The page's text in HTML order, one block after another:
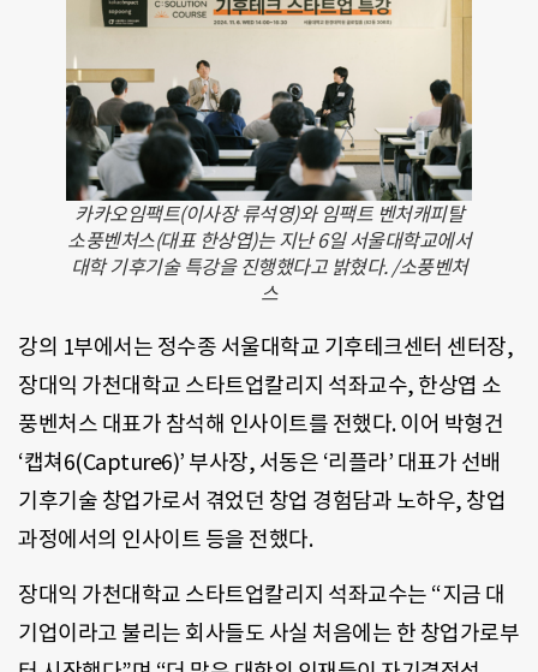
카카오임팩트(이사장 류석영)와 임팩트 벤처캐피탈
소풍벤처스(대표 한상엽)는 지난 6일 서울대학교에서
대학 기후기술 특강을 진행했다고 밝혔다. /소풍벤처
스
강의 1부에서는 정수종 서울대학교 기후테크센터 센터장,
장대익 가천대학교 스타트업칼리지 석좌교수, 한상엽 소
풍벤처스 대표가 참석해 인사이트를 전했다. 이어 박형건
‘캡쳐6(Capture6)’ 부사장, 서동은 ‘리플라’ 대표가 선배
기후기술 창업가로서 겪었던 창업 경험담과 노하우, 창업
과정에서의 인사이트 등을 전했다.
장대익 가천대학교 스타트업칼리지 석좌교수는 “지금 대
기업이라고 불리는 회사들도 사실 처음에는 한 창업가로부